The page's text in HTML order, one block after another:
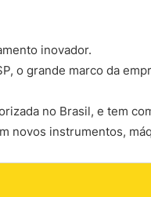
inovador.
o grande marco da
no Brasil, e tem
novos instrumentos,